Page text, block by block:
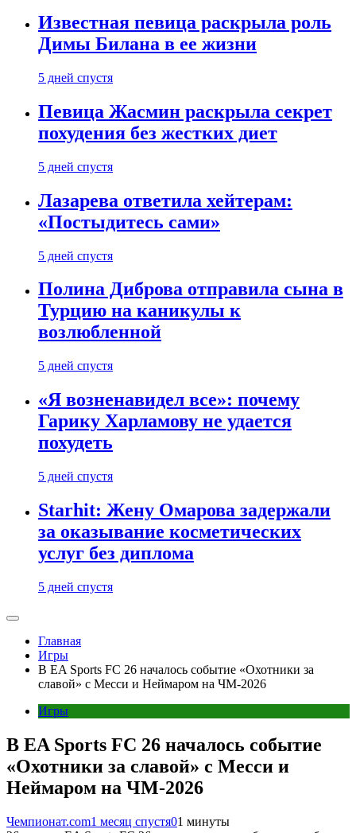
Известная певица раскрыла роль
Димы Билана в ее жизни
5 дней спустя
Певица Жасмин раскрыла секрет
похудения без жестких диет
5 дней спустя
Лазарева ответила хейтерам:
«Постыдитесь сами»
5 дней спустя
Полина Диброва отправила сына в
Турцию на каникулы к
возлюбленной
5 дней спустя
«Я возненавидел все»: почему
Гарику Харламову не удается
похудеть
5 дней спустя
Starhit: Жену Омарова задержали
за оказывание косметических
услуг без диплома
5 дней спустя
Главная
Игры
В EA Sports FC 26 началось событие «Охотники за
славой» с Месси и Неймаром на ЧМ-2026
Игры
В EA Sports FC 26 началось событие
«Охотники за славой» с Месси и
Неймаром на ЧМ-2026
Чемпионат.com1 месяц спустя01 минуты